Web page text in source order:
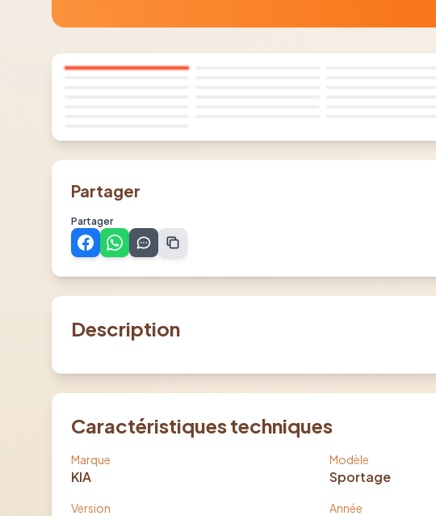
Partager
Partager
Description
Caractéristiques techniques
Marque
KIA
Modèle
Sportage
Version Année